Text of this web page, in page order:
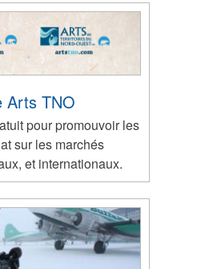
Arts TNO
pour promouvoir les
sur les marchés
et internationaux.